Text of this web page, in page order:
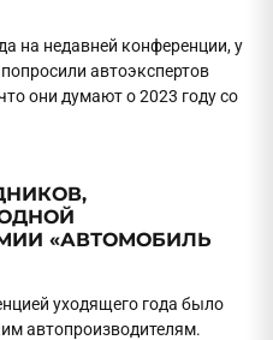
на недавней конференции, у
автоэкспертов
они думают о 2023 году со
«АВТОМОБИЛЬ
уходящего года было
автопроизводителям.